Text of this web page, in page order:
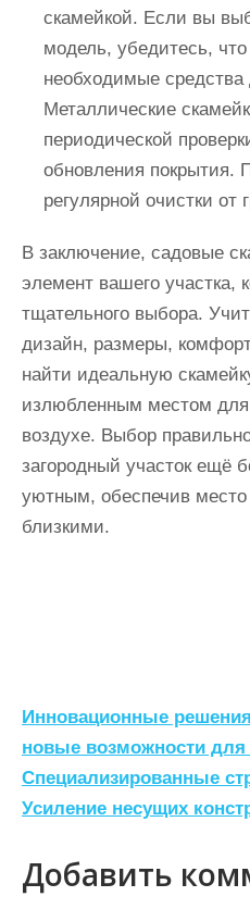
скамейкой. Если вы
модель, убедитесь,
необходимые
Металлические
периодической
обновления покрытия.
регулярной очистки от
В заключение, садовые
элемент вашего участка,
тщательного выбора.
дизайн, размеры,
найти идеальную
излюбленным местом
воздухе. Выбор
загородный участок ещё
уютным, обеспечив
близкими.
Н
а
в
и
г
а
Инновационные
новые возможности
Специализированные
Усиление несущих
Добавить